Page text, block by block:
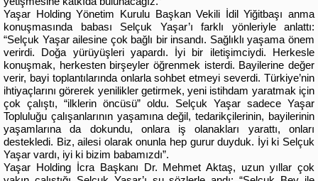
Yaşar Holding Yönetim Kurulu Başkan Vekili İdil Yiğitbaşı anma
konuşmasında babası Selçuk Yaşar’ı farklı yönleriyle anlattı:
“Selçuk Yaşar ailesine çok bağlı bir insandı. Sağlıklı yaşama önem
verirdi. Doğa yürüyüşleri yapardı. İyi bir iletişimciydi. Herkesle
konuşmak, herkesten birşeyler öğrenmek isterdi. Bayilerine değer
verir, bayi toplantılarında onlarla sohbet etmeyi severdi. Türkiye’nin
ihtiyaçlarını görerek yenilikler getirmek, yeni istihdam yaratmak için
çok çalıştı, “ilklerin öncüsü” oldu. Selçuk Yaşar sadece Yaşar
Topluluğu çalışanlarının yaşamına değil, tedarikçilerinin, bayilerinin
yaşamlarına da dokundu, onlara iş olanakları yarattı, onları
destekledi. Biz, ailesi olarak onunla hep gurur duyduk. İyi ki Selçuk
Yaşar vardı, iyi ki bizim babamızdı”.
Yaşar Holding İcra Başkanı Dr. Mehmet Aktaş, uzun yıllar çok